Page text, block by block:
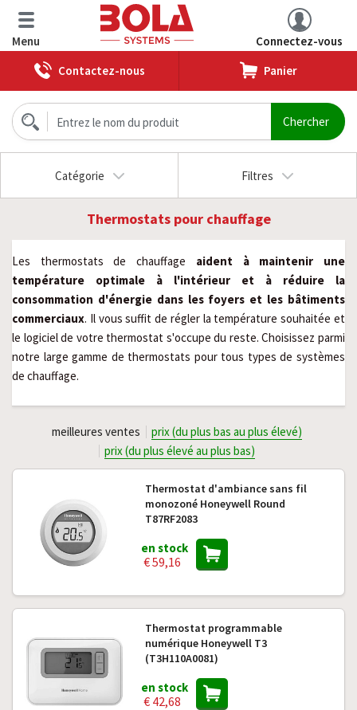
Menu
Connectez-vous
Contactez-nous
Panier
Catégorie Filtres
Thermostats pour chauffage
Les thermostats de chauffage aident à maintenir une
température optimale à l'intérieur et à réduire la
consommation d'énergie dans les foyers et les bâtiments
commerciaux. Il vous suffit de régler la température souhaitée et
le logiciel de votre thermostat s'occupe du reste. Choisissez parmi
notre large gamme de thermostats pour tous types de systèmes
de chauffage.
meilleures ventes
prix (du plus bas au plus élevé)
prix (du plus élevé au plus bas)
Thermostat d'ambiance sans fil
monozoné Honeywell Round
T87RF2083
en stock
€ 59,16
Thermostat programmable
numérique Honeywell T3
(T3H110A0081)
en stock
€ 42,68